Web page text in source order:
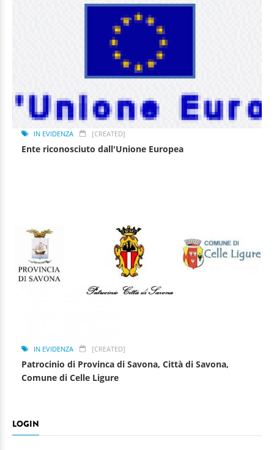
IN EVIDENZA [CREATED]
Ente riconosciuto dall'Unione Europea
IN EVIDENZA [CREATED]
Patrocinio di Provinca di Savona, Città di Savona,
Comune di Celle Ligure
LOGIN